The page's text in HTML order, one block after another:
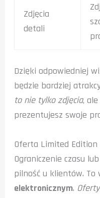
Zdjęcia
detali
Dzięki odpowiedniej
będzie bardziej
to nie tylko zdjęcia,
prezentujesz swoje
Oferta Limited Edition
Ograniczenie czasu
pilność u klientów. To
elektronicznym.